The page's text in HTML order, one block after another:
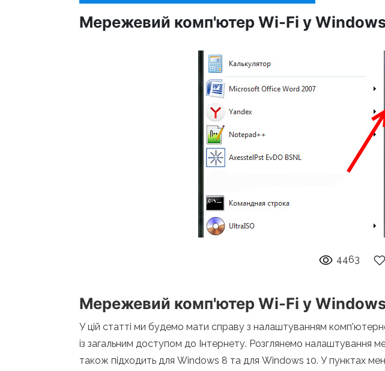
Мережевий комп'ютер Wi-Fi у Windows
4463
Мережевий комп'ютер Wi-Fi у Windows
У цій статті ми будемо мати справу з налаштуванням
із загальним доступом до Інтернету. Розглянемо
також підходить для Windows 8 та для Windows 10. У пунктах